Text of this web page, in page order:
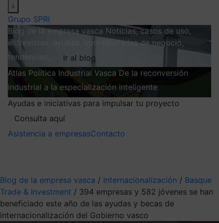
›
Grupo SPRI
Blog de la empresa vasca Noticias, casos de uso,
entrevistas, ayudas, oportunidades de negocio,
tendencias…
Ir al blog
Atlas Política Industrial Vasca De la reconversión
industrial a la especialización inteligente
Ayudas e iniciativas para impulsar tu proyecto
Consulta aquí
Asistencia a empresasContacto
Blog de la empresa vasca / Internacionalización / Basque
Trade & Investment / 394 empresas y 582 jóvenes se han
beneficiado este año de las ayudas y becas de
internacionalización del Gobierno vasco